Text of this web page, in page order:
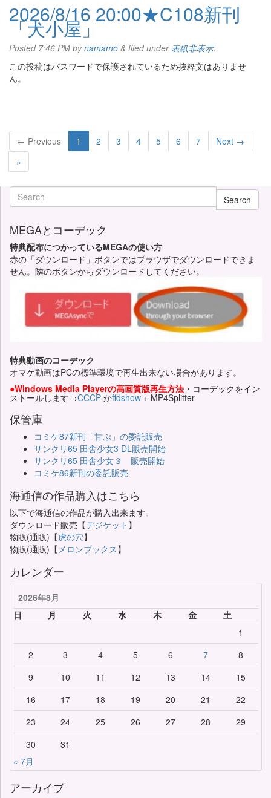
2026/8/16 20:00★C108新刊
「犬小屋」
Posted 7:46 PM bynamamo & filed under 表紙非表示.
この投稿はパスワードで保護されているため抜粋文はありませ
ん。
← Previous 1 2 3 4 5 6 7
Next →
»
Search
MEGAとコーデック
特典配布につかっているMEGAの使い方
赤の「ダウンロード」ボタンではブラウザでダウンロードできま
せん。隣のボタンからダウンロードしてください。
特典動画のコーデック
オマケ動画はPCの標準環境で再生出来ない場合があります。
●Windows Media Playerの高画質版再生方法 ・コーデックをイン
ストールします→CCCP かffdshow + MP4Splitter
保管庫
コミケ87新刊「甘ぷ」の委託販売
サンクリ65 田舎少女3 DL販売開始
サンクリ65 田舎少女３ 販売開始
コミケ86新刊の委託販売
海通信の作品購入はこちら
以下で海通信の作品が購入出来ます。
ダウンロード販売【デジケット 】
物販(通販)【虎の穴】
物販(通販)【 メロンブックス 】
カレンダー
2026年8月
日
月 火 水 木 金
土
1
2
3 4 5 6 7
8
9
10 11 12 13 14
15
16
17 18 19 20 21
22
23
24 25 26 27 28
29
30
31
« 7月
アーカイブ